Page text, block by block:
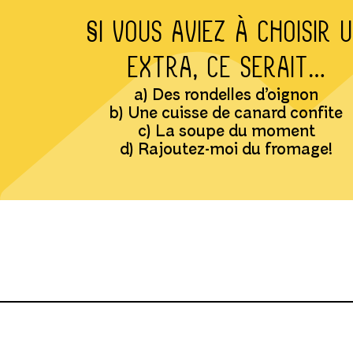
Si vous aviez à choisir
extra, ce serait…
a) Des rondelles d’oignon
b) Une cuisse de canard confite
c) La soupe du moment
d) Rajoutez-moi du fromage!